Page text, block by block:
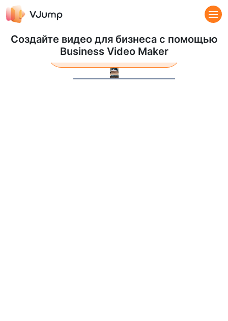
Создайте видео для бизнеса с помощью
Business Video Maker
Pause
Loaded:
Узнать больше